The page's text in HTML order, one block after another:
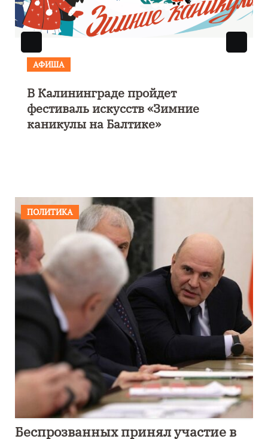
АФИША
В Калининграде пройдет
фестиваль искусств «Зимние
каникулы на Балтике»
ПОЛИТИКА
Беспрозванных принял участие в